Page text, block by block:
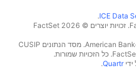
ICE Data
.
בחר נתוני ייחוס המסופקים על ידי FactSet. זכויות יוצרים © 2026 ‏FactSet
זכויות יוצרים © 2026, ‏American Bankers Association. מסד הנתונים CUSIP
Quartr
.